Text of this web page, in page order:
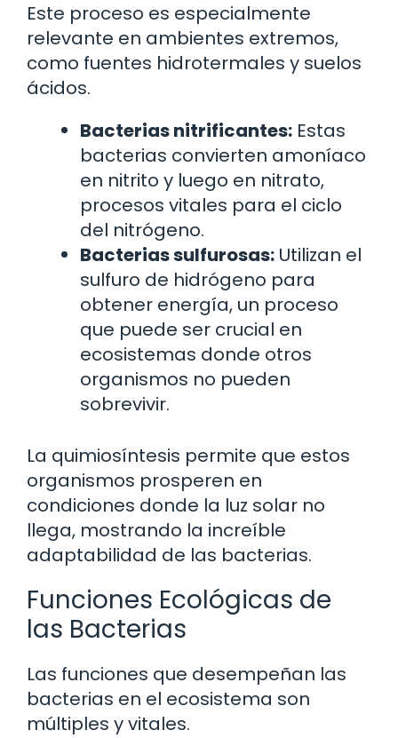
Este proceso es especialmente
relevante en ambientes extremos,
como fuentes hidrotermales y suelos
ácidos.
Bacterias nitrificantes: Estas
bacterias convierten amoníaco
en nitrito y luego en nitrato,
procesos vitales para el ciclo
del nitrógeno.
Bacterias sulfurosas: Utilizan el
sulfuro de hidrógeno para
obtener energía, un proceso
que puede ser crucial en
ecosistemas donde otros
organismos no pueden
sobrevivir.
La quimiosíntesis permite que estos
organismos prosperen en
condiciones donde la luz solar no
llega, mostrando la increíble
adaptabilidad de las bacterias.
Funciones Ecológicas de
las Bacterias
Las funciones que desempeñan las
bacterias en el ecosistema son
múltiples y vitales.